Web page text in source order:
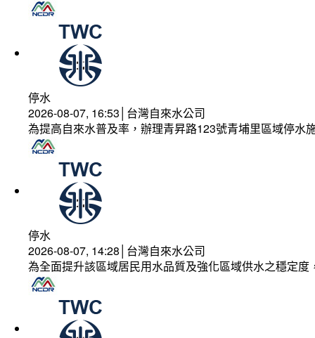
停水
2026-08-07, 16:53│台灣自來水公司
為提高自來水普及率，辦理青昇路123號青埔里區域停水
停水
2026-08-07, 14:28│台灣自來水公司
為全面提升該區域居民用水品質及強化區域供水之穩定